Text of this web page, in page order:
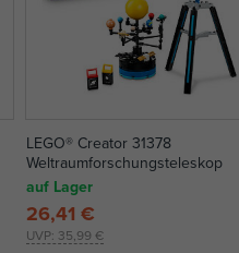
LEGO® Creator 31378
Weltraumforschungsteleskop
auf Lager
UVP: 35,99 €
26,41 €